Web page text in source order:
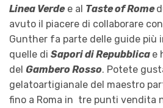
Linea Verdee al Taste of Rome
avuto il piacere di collaborare
Gunther fa parte delle guide più
quelle di Sapori di Repubblica e
del Gambero Rosso. Potete
gelatoartigianale del maestro
fino a Roma in tre punti vendita